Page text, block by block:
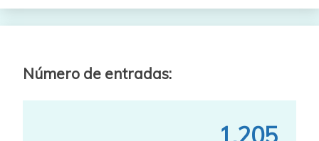
Número de entradas: